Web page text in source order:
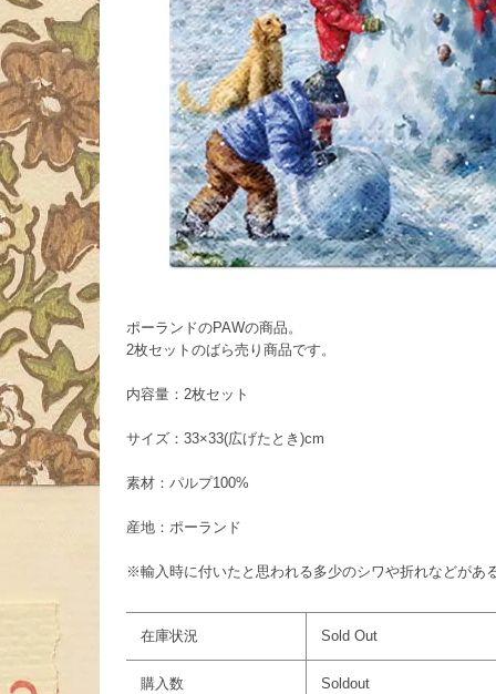
ポーランドのPAWの商品。
2枚セットのばら売り商品です。
内容量：2枚セット
サイズ：33×33(広げたとき)cm
素材：パルプ100%
産地：ポーランド
※輸入時に付いたと思われる多少のシワや折れなどがあ
在庫状況 Sold Out
購入数 Soldout